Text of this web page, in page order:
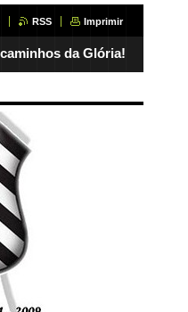
RSS Imprimir
da Glória!